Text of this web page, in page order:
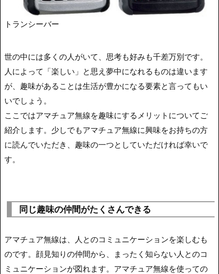
トランシーバー
世の中には多くの人がいて、思考も好みも千差万別です。
人によって「楽しい」と思え夢中になれるものは違います
が、趣味があることは生活が豊かになる要素と言ってもい
いでしょう。
ここではアマチュア無線を趣味にするメリットについてご
紹介します。少しでもアマチュア無線に興味をお持ちの方
に読んでいただき、趣味の一つとしていただければ幸いで
す。
同じ趣味の仲間がたくさんできる
アマチュア無線は、人とのコミュニケーションを楽しむも
のです。顔見知りの仲間から、まったく知らない人とのコ
ミュニケーションが図れます。アマチュア無線を使っての